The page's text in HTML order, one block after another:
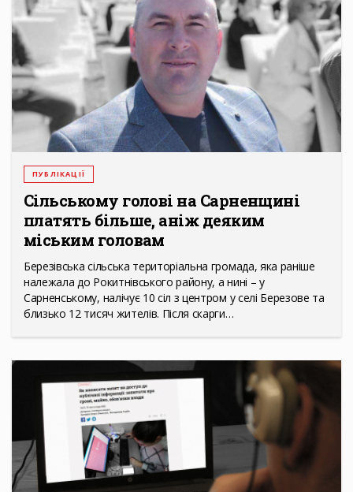
ПУБЛІКАЦІЇ
Сільському голові на Сарненщині
платять більше, аніж деяким
міським головам
Березівська сільська територіальна громада, яка раніше
належала до Рокитнівського району, а нині – у
Сарненському, налічує 10 сіл з центром у селі Березове та
близько 12 тисяч жителів. Після скарги…